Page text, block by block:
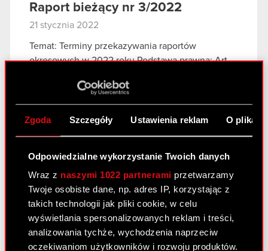
Zgoda Szczegóły Ustawienia reklam O
Odpowiedzialne wykorzystanie Twoich danych
Wraz z naszymi 1022 partnerami przetwarzamy
Twoje osobiste dane, np. adres IP, korzystając z
takich technologii jak pliki cookie, w celu
wyświetlania spersonalizowanych reklam i treści,
analizowania tychże, wychodzenia naprzeciw
oczekiwaniom użytkowników i rozwoju produktów.
Raport bieżący nr 3/2022
21 stycznia 2022
Temat: Terminy przekazywania raportów
okresowych w 2022 roku Podstawa prawna: Art.
bieżące i okresowe Zarząd CD PROJEKT S.A. z
siedzibą w Warszawie, przy ul. Jagiellońskiej…
Czytaj dalej
Raport bieżący nr 2/2022
11 stycznia 2022
Temat: Aktualizacja informacji dotyczącej pozwu
zbiorowego w USA Podstawa prawna: Art. 17 MAR
– Informacje poufne W nawiązaniu do raportu
bieżącego nr 45/2021 z 16 grudnia 2021 roku,